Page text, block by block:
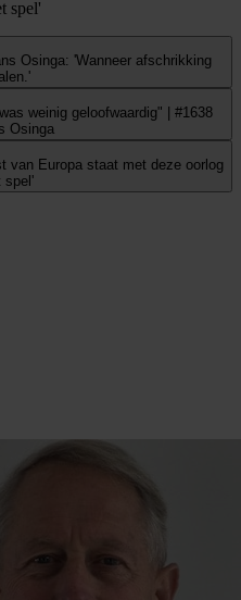
spel'
Osinga: 'Wanneer afschrikking
weinig geloofwaardig" | #1638
Osinga
van Europa staat met deze oorlog
spel'